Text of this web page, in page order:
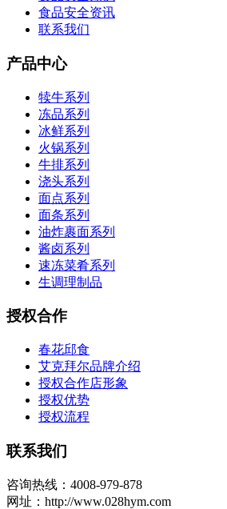
食品安全资讯
联系我们
产品中心
犊牛系列
冻品系列
冰鲜系列
火锅系列
牛排系列
浇头系列
面点系列
面条系列
油炸裹面系列
酱卤系列
速冻菜肴系列
生调理制品
授权合作
春花邱食
艾克拜尔品牌介绍
授权合作店形象
授权优势
授权流程
联系我们
咨询热线：4008-979-878
网址：http://www.028hym.com